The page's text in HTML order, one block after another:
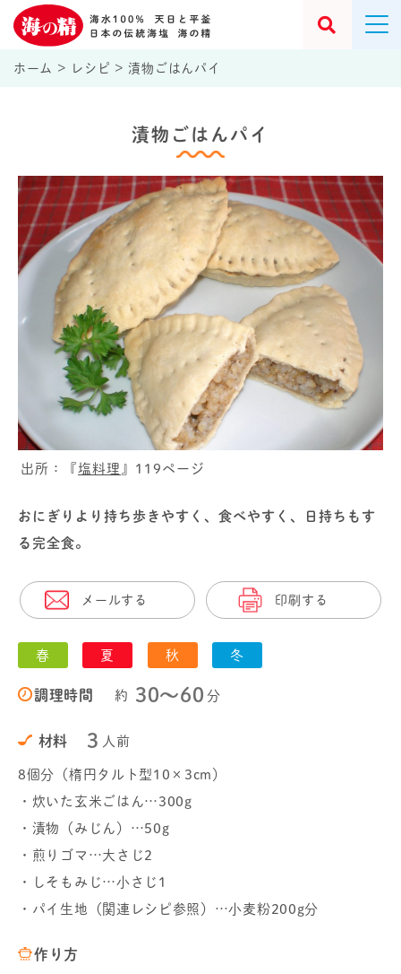
ホーム > レシピ >漬物ごはんパイ
漬物ごはんパイ
出所：『塩料理 』119ページ
おにぎりより持ち歩きやすく、食べやすく、日持ちもす
る完全食。
メールする 印刷する
春 夏 秋 冬
調理時間 約 30〜60 分
材料 3 人前
8個分（楕円タルト型10×3cm）
・炊いた玄米ごはん…300g
・漬物（みじん）…50g
・煎りゴマ…大さじ2
・しそもみじ…小さじ1
・パイ生地（関連レシピ参照）…小麦粉200g分
作り方